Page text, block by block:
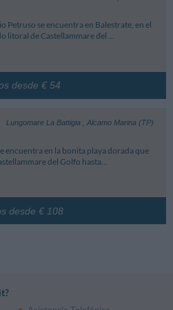
Petruso se encuentra en Balestrate, en el
litoral de Castellammare del ...
desde € 54
Lungomare La Battigia
Alcamo Marina (TP)
encuentra en la bonita playa dorada que
del Golfo hasta...
desde € 108